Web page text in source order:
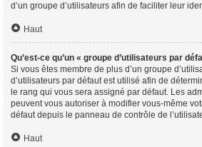
d’un groupe d’utilisateurs afin de faciliter leur
Haut
Qu’est-ce qu’un « groupe d’utilisateurs par
Si vous êtes membre de plus d’un groupe
d’utilisateurs par défaut est utilisé afin de
le rang qui vous sera assigné par défaut. Les
peuvent vous autoriser à modifier vous-même
défaut depuis le panneau de contrôle de
Haut